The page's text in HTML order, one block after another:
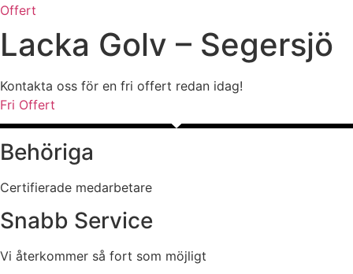
Offert
Lacka Golv – Segersjö
Kontakta oss för en fri offert redan idag!
Fri Offert
Behöriga
Certifierade medarbetare
Snabb Service
Vi återkommer så fort som möjligt